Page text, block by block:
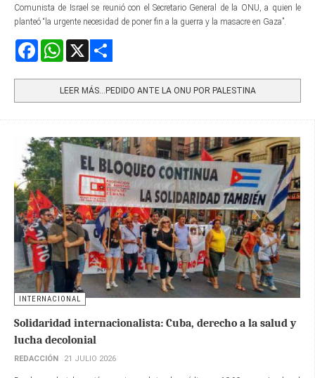
Comunista de Israel se reunió con el Secretario General de la ONU, a quien le
planteó “la urgente necesidad de poner fin a la guerra y la masacre en Gaza”.
FacebookWhatsApp
LEER MÁS…PEDIDO ANTE LA ONU POR PALESTINA
INTERNACIONAL
Solidaridad internacionalista: Cuba, derecho a la salud y
lucha decolonial
REDACCIÓN 21 JULIO 2026